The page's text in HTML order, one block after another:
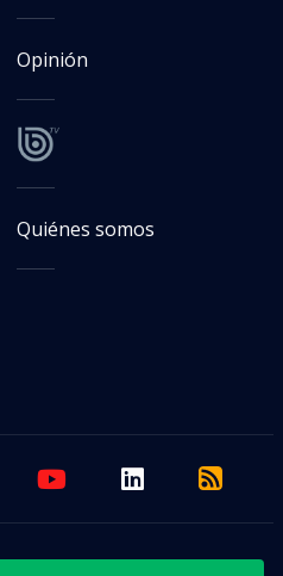
Opinión
Quiénes somos